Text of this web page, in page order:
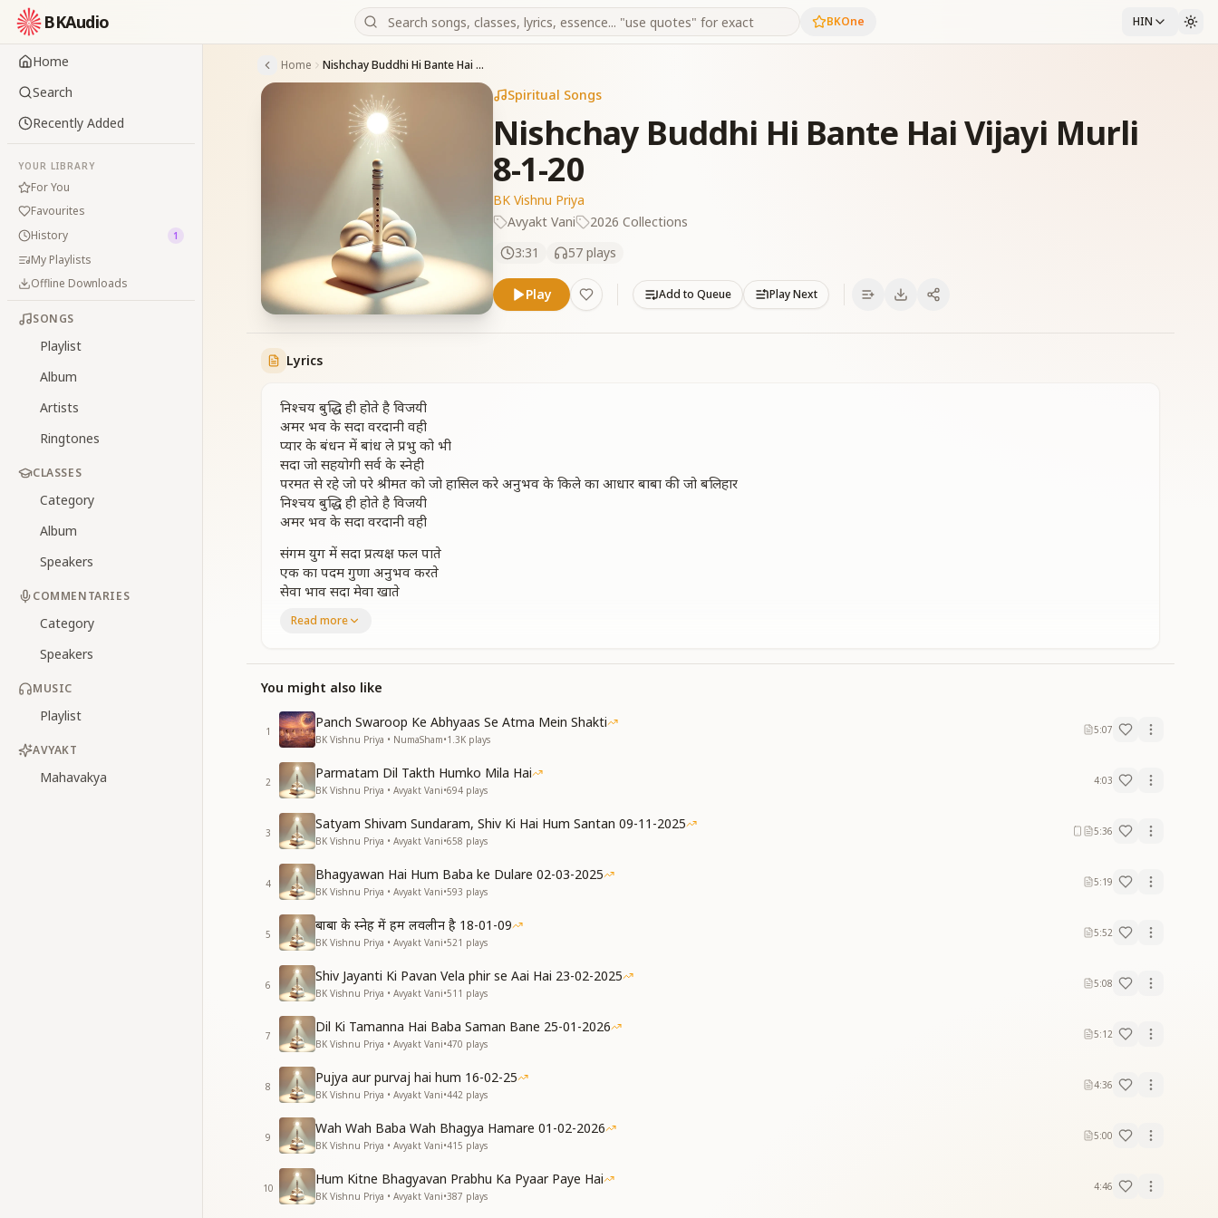
BKAudio BKOne HIN
Home
Search
Recently Added
YOUR LIBRARY
For You
Favourites
History
1
My Playlists
Offline Downloads
SONGS
Playlist
Album
Artists
Ringtones
CLASSES
Category
Album
Speakers
COMMENTARIES
Category
Speakers
MUSIC
Playlist
AVYAKT
Mahavakya
Home Nishchay Buddhi Hi Bante Hai Vijayi Murli 8-1-20
Spiritual Songs
Nishchay Buddhi Hi Bante Hai Vijayi Murli
8-1-20
BK Vishnu Priya
Avyakt Vani
2026 Collections
3:31
57 plays
Play Add to Queue Play Next
Lyrics
निश्चय बुद्धि ही होते है विजयी
अमर भव के सदा वरदानी वही
प्यार के बंधन में बांध ले प्रभु को भी
सदा जो सहयोगी सर्व के स्नेही
परमत से रहे जो परे श्रीमत को जो हासिल करे अनुभव के किले का आधार बाबा की जो बलिहार
निश्चय बुद्धि ही होते है विजयी
अमर भव के सदा वरदानी वही
संगम युग में सदा प्रत्यक्ष फल पाते
एक का पदम गुणा अनुभव करते
सेवा भाव सदा मेवा खाते
परमात्म प्यार का जिसे मिलता ही कार
अमर भव के सदा वरदानी वही
त्रिकाल दर्शी बन करें हर कर्म सदा
दिलतख्त पर जो पाए आराम सदा
अकाल तख्त नशीन हम अनुभव सदा
संगम युग का हर पल है सोने पे सुहागा
निश्चय बुद्धि ही होते है विजयी
अमर भव के सदा वरदानी वही
प्यार के बंधन में बांध ले प्रभु को भी
सदा जो सहयोगी सर्व के स्नेही
परमत से रहे जो परे श्रीमत को जो हासिल करे अनुभव के किले का आधार बाबा की जो बलिहार
निश्चय बुद्धि ही होते है विजयी
Read more
You might also like
1
Panch Swaroop Ke Abhyaas Se Atma Mein Shakti
BK Vishnu Priya • NumaSham•1.3K plays
5:07
2
Parmatam Dil Takth Humko Mila Hai
BK Vishnu Priya • Avyakt Vani•694 plays
4:03
3
Satyam Shivam Sundaram, Shiv Ki Hai Hum Santan 09-11-2025
BK Vishnu Priya • Avyakt Vani•658 plays
5:36
4
Bhagyawan Hai Hum Baba ke Dulare 02-03-2025
BK Vishnu Priya • Avyakt Vani•593 plays
5:19
5
बाबा के स्नेह में हम लवलीन है 18-01-09
BK Vishnu Priya • Avyakt Vani•521 plays
5:52
6
Shiv Jayanti Ki Pavan Vela phir se Aai Hai 23-02-2025
BK Vishnu Priya • Avyakt Vani•511 plays
5:08
7
Dil Ki Tamanna Hai Baba Saman Bane 25-01-2026
BK Vishnu Priya • Avyakt Vani•470 plays
5:12
8
Pujya aur purvaj hai hum 16-02-25
BK Vishnu Priya • Avyakt Vani•442 plays
4:36
9
Wah Wah Baba Wah Bhagya Hamare 01-02-2026
BK Vishnu Priya • Avyakt Vani•415 plays
5:00
10
Hum Kitne Bhagyavan Prabhu Ka Pyaar Paye Hai
BK Vishnu Priya • Avyakt Vani•387 plays
4:46